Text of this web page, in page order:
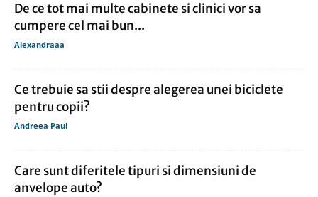
De ce tot mai multe cabinete si clinici vor sa
cumpere cel mai bun...
Alexandraaa
Ce trebuie sa stii despre alegerea unei biciclete
pentru copii?
Andreea Paul
Care sunt diferitele tipuri si dimensiuni de
anvelope auto?